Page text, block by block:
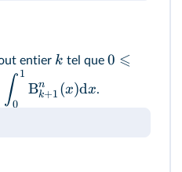
entier k tel que 0 ⩽
∫0
1
Bk+1
n (x)dx.